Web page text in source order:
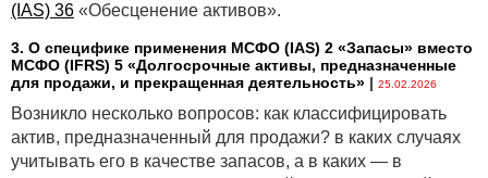
(IAS) 36 «Обесценение активов».
3. О специфике применения МСФО (IАS) 2 «Запасы» вместо
МСФО (IFRS) 5 «Долгосрочные активы, предназначенные
для продажи, и прекращенная деятельность» | 25.02.2026
Возникло несколько вопросов: как классифицировать
актив, предназначенный для продажи? в каких случаях
учитывать его в качестве запасов, а в каких — в